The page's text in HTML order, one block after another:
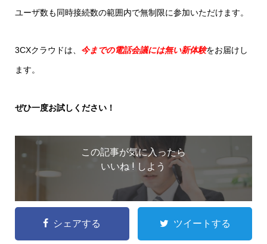
ユーザ数も同時接続数の範囲内で無制限に参加いただけます。
3CXクラウドは、 今までの電話会議には無い新体験をお届けし
ます。
ぜひ一度お試しください！
この記事が気に入ったら
いいね ! しよう
シェアする ツイートする